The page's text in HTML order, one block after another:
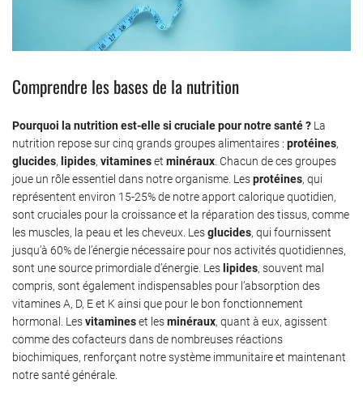
Comprendre les bases de la nutrition
Pourquoi la nutrition est-elle si cruciale pour notre santé ? La
nutrition repose sur cinq grands groupes alimentaires : protéines,
glucides, lipides, vitamineset minéraux . Chacun de ces groupes
joue un rôle essentiel dans notre organisme. Lesprotéines, qui
représentent environ 15-25% de notre apport calorique quotidien,
sont cruciales pour la croissance et la réparation des tissus, comme
les muscles, la peau et les cheveux. Lesglucides, qui fournissent
jusqu’à 60% de l’énergie nécessaire pour nos activités quotidiennes,
sont une source primordiale d’énergie. Les lipides, souvent mal
compris, sont également indispensables pour l’absorption des
vitamines A, D, E et K ainsi que pour le bon fonctionnement
hormonal. Lesvitamineset lesminéraux, quant à eux, agissent
comme des cofacteurs dans de nombreuses réactions
biochimiques, renforçant notre système immunitaire et maintenant
notre santé générale.